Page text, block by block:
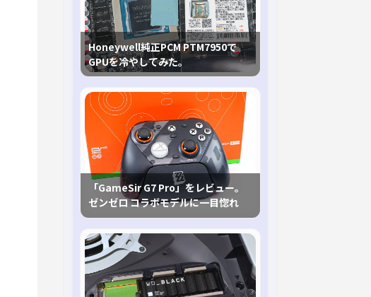
Honeywell純正PCM PTM7950で
GPUを冷やしてみた。
「GameSir G7 Pro」をレビュー。
ゼンゼロ コラボモデルに一目惚れ